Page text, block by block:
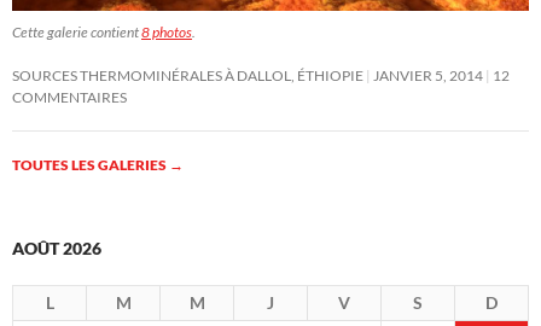
Cette galerie contient8 photos.
SOURCES THERMOMINÉRALES À DALLOL, ÉTHIOPIE JANVIER 5, 2014 12
COMMENTAIRES
TOUTES LES GALERIES →
AOÛT 2026
L M M J V S
D